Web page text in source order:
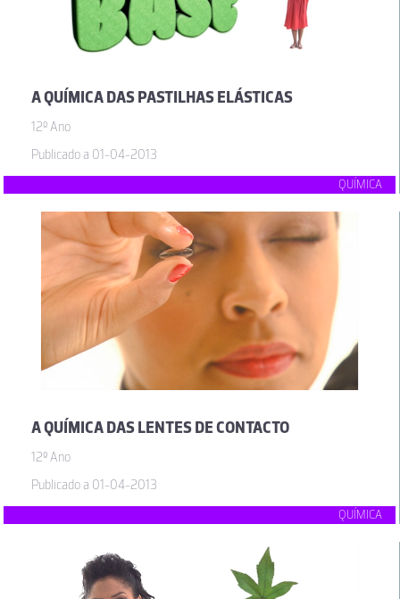
A QUÍMICA DAS PASTILHAS ELÁSTICAS
12º Ano
Publicado a 01-04-2013
QUÍMICA
A QUÍMICA DAS LENTES DE CONTACTO
12º Ano
Publicado a 01-04-2013
QUÍMICA